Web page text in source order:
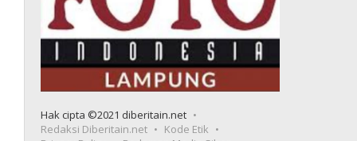
Hak cipta ©2021 diberitain.net
Redaksi Diberitain.net
Kode Etik